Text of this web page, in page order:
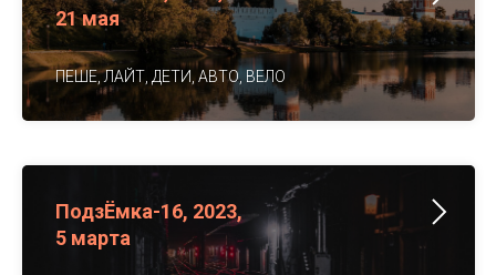
21 мая
ПЕШЕ, ЛАЙТ, ДЕТИ, АВТО, ВЕЛО
ПодзЁмка-16, 2023,
5 марта